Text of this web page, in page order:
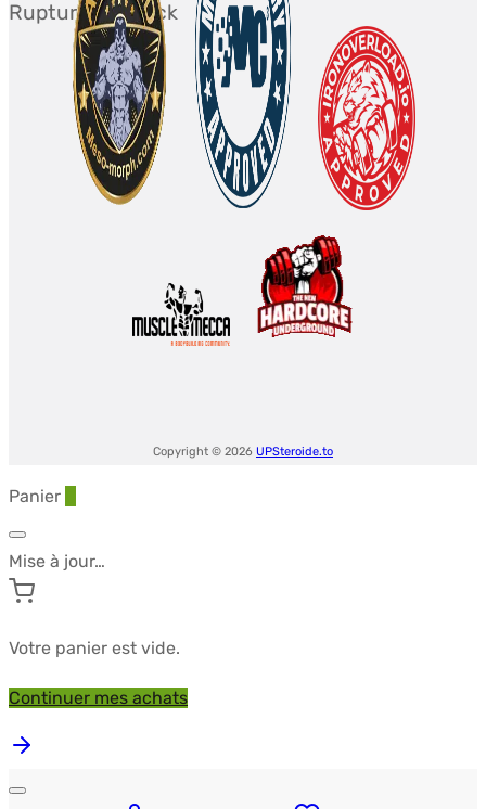
initial
était :
$242.24.
actuel
est :
$227.24.
Rupture de stock
Copyright © 2026 UPSteroide.to
Panier
Mise à jour…
Votre panier est vide.
Continuer mes achats